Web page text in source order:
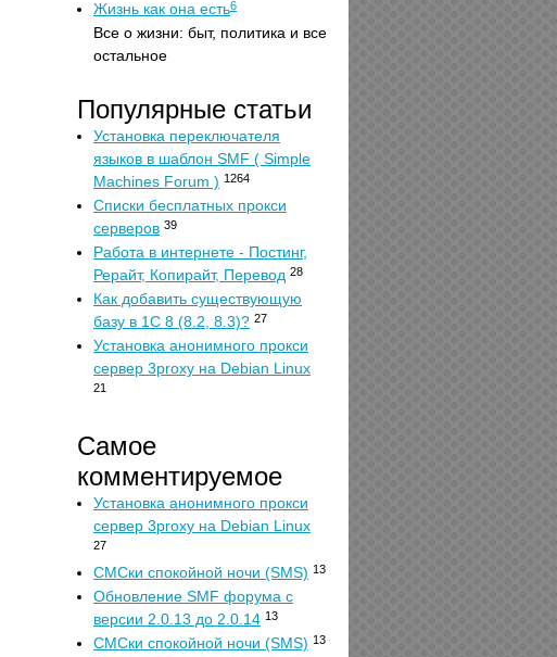
Жизнь как она есть6
Все о жизни: быт, политика и все
остальное
Популярные статьи
Установка переключателя
языков в шаблон SMF ( Simple
Machines Forum ) 1264
Списки бесплатных прокси
серверов 39
Работа в интернете - Постинг,
Рерайт, Копирайт, Перевод 28
Как добавить существующую
базу в 1С 8 (8.2, 8.3)? 27
Установка анонимного прокси
сервер 3proxy на Debian Linux
21
Самое
комментируемое
Установка анонимного прокси
сервер 3proxy на Debian Linux
27
СМСки спокойной ночи (SMS) 13
Обновление SMF форума с
версии 2.0.13 до 2.0.14 13
СМСки спокойной ночи (SMS) 13